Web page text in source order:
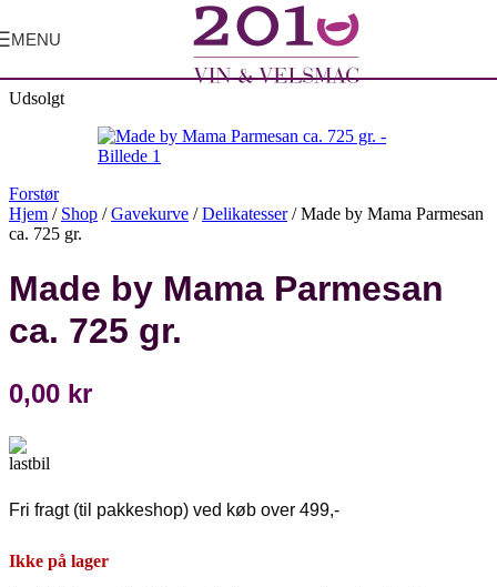
MENU
Udsolgt
Forstør
Hjem / Shop /Gavekurve /Delikatesser/Made by Mama Parmesan
ca. 725 gr.
Made by Mama Parmesan
ca. 725 gr.
0,00 kr
Fri fragt (til pakkeshop) ved køb over 499,-
Ikke på lager